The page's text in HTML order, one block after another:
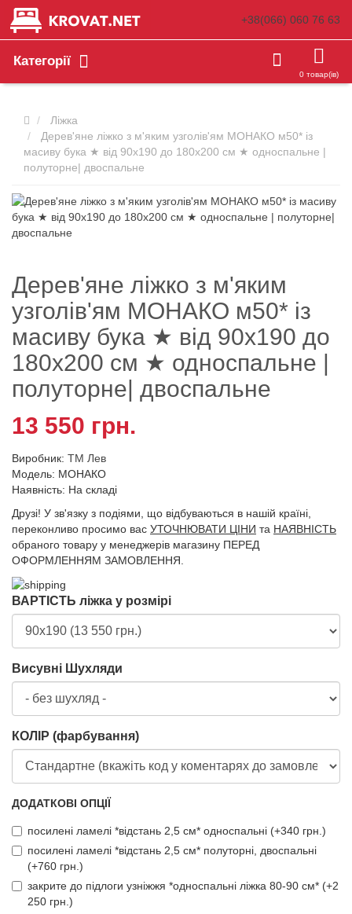
+38(066) 060 76 63
Категорії
0 товар(ів)
Ліжка
Дерев'яне ліжко з м'яким узголів'ям МОНАКО м50* із
масиву бука ★ від 90х190 до 180х200 см ★ односпальне |
полуторне| двоспальне
Дерев'яне ліжко з м'яким
узголів'ям МОНАКО м50* із
масиву бука ★ від 90х190 до
180х200 см ★ односпальне |
полуторне| двоспальне
13 550 грн.
Виробник: ТМ Лев
Модель: МОНАКО
Наявність: На складі
Друзі! У зв'язку з подіями, що відбуваються в нашій країні,
переконливо просимо вас УТОЧНЮВАТИ ЦІНИ та НАЯВНІСТЬ
обраного товару у менеджерів магазину ПЕРЕД
ОФОРМЛЕННЯМ ЗАМОВЛЕННЯ.
ВАРТІСТЬ ліжка у розмірі
Висувні Шухляди
КОЛІР (фарбування)
ДОДАТКОВІ ОПЦІЇ
посилені ламелі *відстань 2,5 см* односпальні (+340 грн.)
посилені ламелі *відстань 2,5 см* полуторні, двоспальні
(+760 грн.)
закрите до підлоги узніжжя *односпальні ліжка 80-90 см* (+2
250 грн.)